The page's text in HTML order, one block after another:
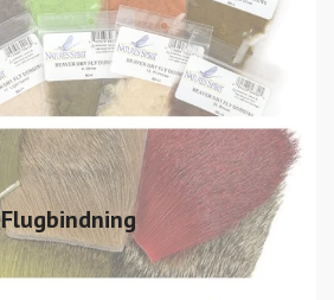
Flugbindning